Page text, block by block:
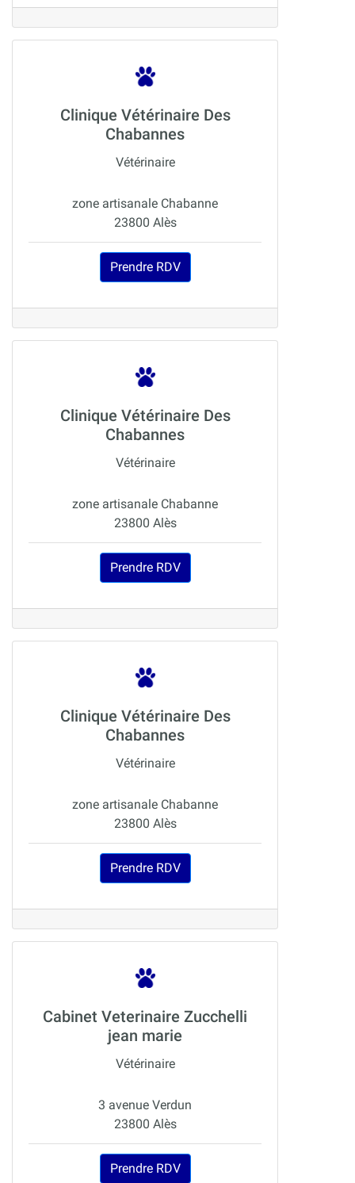
Clinique Vétérinaire Des
Chabannes
Vétérinaire
zone artisanale Chabanne
23800 Alès
Prendre RDV
Clinique Vétérinaire Des
Chabannes
Vétérinaire
zone artisanale Chabanne
23800 Alès
Prendre RDV
Clinique Vétérinaire Des
Chabannes
Vétérinaire
zone artisanale Chabanne
23800 Alès
Prendre RDV
Cabinet Veterinaire Zucchelli
jean marie
Vétérinaire
3 avenue Verdun
23800 Alès
Prendre RDV